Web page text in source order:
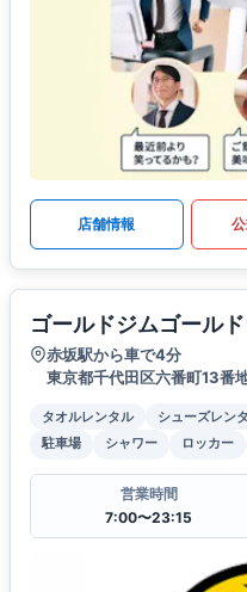
店舗情報
ゴールドジムゴール
赤坂駅から車で4分
東京都千代田区六番町13番
タオルレンタル シューズレン
駐車場
シャワー ロッカー
営業時間
7:00〜23:15